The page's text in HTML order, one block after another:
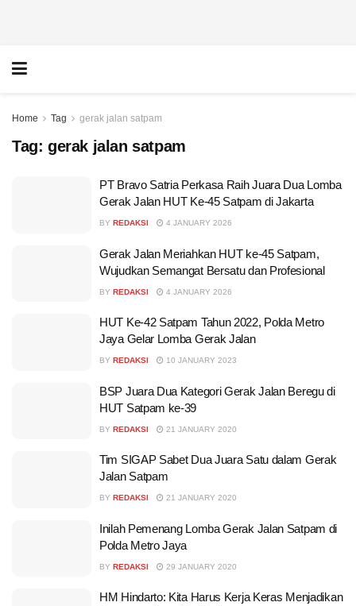
Home Tag gerak jalan satpam
Tag: gerak jalan satpam
PT Bravo Satria Perkasa Raih Juara Dua Lomba
Gerak Jalan HUT Ke-45 Satpam di Jakarta
BY REDAKSI 4 JANUARY 2026
Gerak Jalan Meriahkan HUT ke-45 Satpam,
Wujudkan Semangat Bersatu dan Profesional
BY REDAKSI 4 JANUARY 2026
HUT Ke-42 Satpam Tahun 2022, Polda Metro
Jaya Gelar Lomba Gerak Jalan
BY REDAKSI 10 JANUARY 2023
BSP Juara Dua Kategori Gerak Jalan Beregu di
HUT Satpam ke-39
BY REDAKSI 21 JANUARY 2020
Tim SIGAP Sabet Dua Juara Satu dalam Gerak
Jalan Satpam
BY REDAKSI 21 JANUARY 2020
Inilah Pemenang Lomba Gerak Jalan Satpam di
Polda Metro Jaya
BY REDAKSI 29 JANUARY 2020
HM Hindarto: Kita Harus Kerja Keras Menjadikan